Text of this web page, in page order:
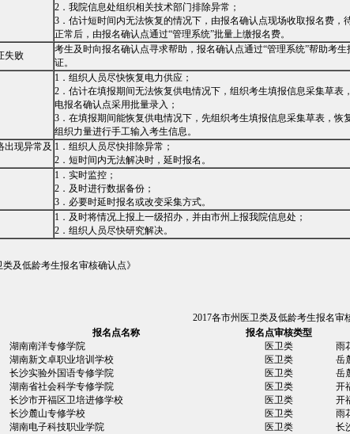
2．我院信息处组织相关技术部门排除异常；
3．估计短时间内无法恢复的情况下，由报名确认点现场收取报名费，
正常后，由报名确认点通过“管理系统”批量上缴报名费。
失败
考生及时向报名确认点寻求帮助，报名确认点通过“管理系统”帮助考生
证。
1．组织人员尽快恢复电力供应；
2．估计在填报期间无法恢复供电情况下，组织考生填报信息采集草表
电报名确认点采用批量录入；
3．在填报期间能恢复供电情况下，先组织考生填报信息采集草表，恢
组织力量进行手工输入考生信息。
出现异常及 1．组织人员尽快排除异常；
2．短时间内无法解决时，延时报名。
1．实时监控；
2．及时进行数据备份；
3．必要时延时报名或改变采集方式。
1．及时将情况上报上一级招办，并由市州上报我院信息处；
2．组织人员尽快研究解决。
及低龄考生报名审核确认点》
2017各市州医卫类及低龄考生报名审
报名点名称 报名点审核类型
湖南南洋专修学院 医卫类
雨
湖南新文卓职业培训学校 医卫类
岳
长沙实验外国语专修学院 医卫类
岳
湖南省社会科学专修学院 医卫类
开
长沙市开福区卫培进修学校 医卫类
开
长沙麓山专修学校 医卫类
雨
湖南电子科技职业学院 医卫类
长